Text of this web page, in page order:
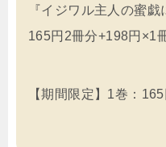
『イジワル主人の蜜戯
165円2冊分+198円×1
【期間限定】1巻：